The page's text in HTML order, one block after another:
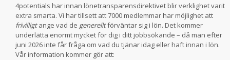
4potentials har innan lönetransparensdirektivet blir verklighet varit
extra smarta. Vi har tillsett att 7000 medlemmar har möjlighet att
frivilligtange vad de generelltförväntar sig i lön. Det kommer
underlätta enormt mycket för dig i ditt jobbsökande – då man efter
juni 2026 inte får fråga om vad du tjänar idag eller haft innan i lön.
Vår information kommer gör att: